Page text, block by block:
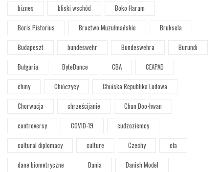
biznes
bliski wschód
Boko Haram
Boris Pistorius
Bractwo Muzułmańskie
Bruksela
Budapeszt
bundeswehr Bundeswehra
Burundi
Bułgaria
ByteDance CBA
CEAPAD
chiny
Chińczycy
Chińska Republika Ludowa
Chorwacja
chrześcijanie
Chun Doo-hwan
controversy
COVID-19
cudzoziemcy
cultural diplomacy
culture Czechy
cła
dane biometryczne
Dania Danish Model